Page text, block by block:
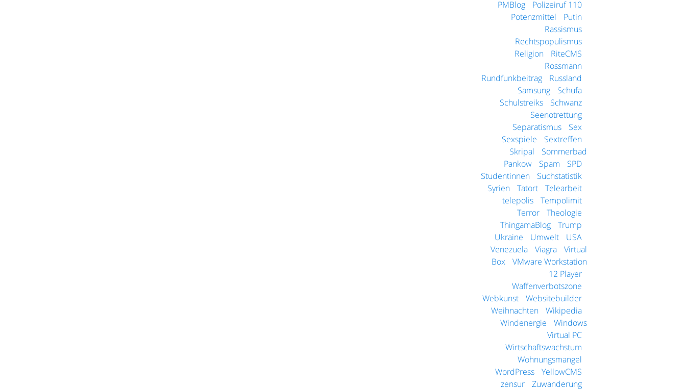
PMBlog
Polizeiruf 110
Potenzmittel
Putin
Rassismus
Rechtspopulismus
Religion
RiteCMS
Rossmann
Rundfunkbeitrag
Russland
Samsung
Schufa
Schulstreiks
Schwanz
Seenotrettung
Separatismus
Sex
Sexspiele
Sextreffen
Skripal
Sommerbad
Pankow
Spam
SPD
Studentinnen
Suchstatistik
Syrien
Tatort
Telearbeit
telepolis
Tempolimit
Terror
Theologie
ThingamaBlog
Trump
Ukraine
Umwelt
USA
Venezuela
Viagra
Virtual
Box
VMware Workstation
12 Player
Waffenverbotszone
Webkunst
Websitebuilder
Weihnachten
Wikipedia
Windenergie
Windows
Virtual PC
Wirtschaftswachstum
Wohnungsmangel
WordPress
YellowCMS
zensur
Zuwanderung